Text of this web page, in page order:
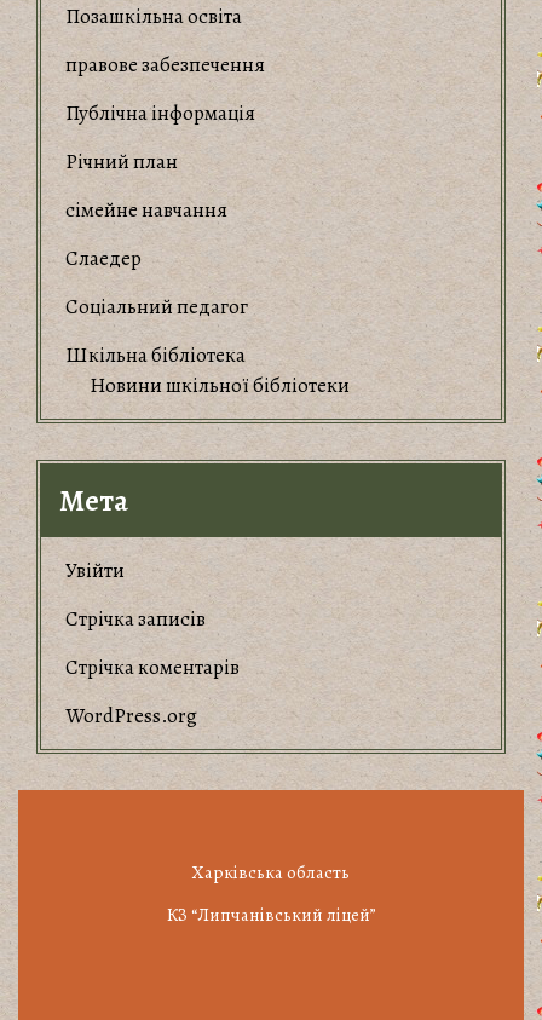
Позашкільна освіта
правове забезпечення
Публічна інформація
Річний план
сімейне навчання
Слаедер
Соціальний педагог
Шкільна бібліотека
Новини шкільної бібліотеки
Мета
Увійти
Стрічка записів
Стрічка коментарів
WordPress.org
Харківська область
КЗ “Липчанівський ліцей”